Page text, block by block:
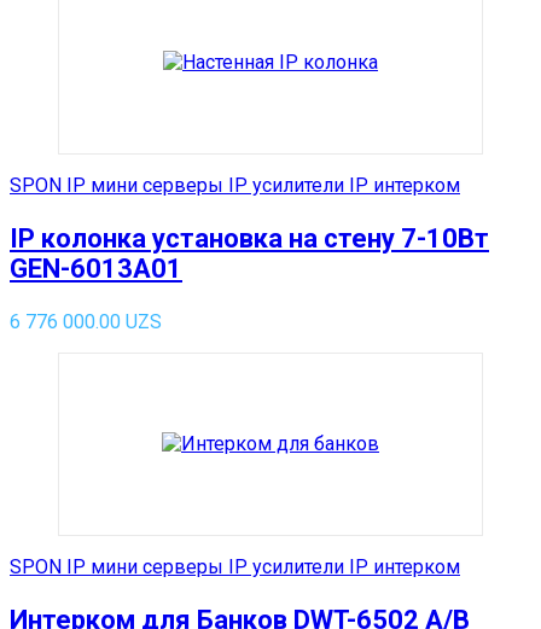
SPON IP мини серверы IP усилители IP интерком
IP колонка установка на стену 7-10Вт
GEN-6013A01
6 776 000.00 UZS
SPON IP мини серверы IP усилители IP интерком
Интерком для Банков DWT-6502 A/B